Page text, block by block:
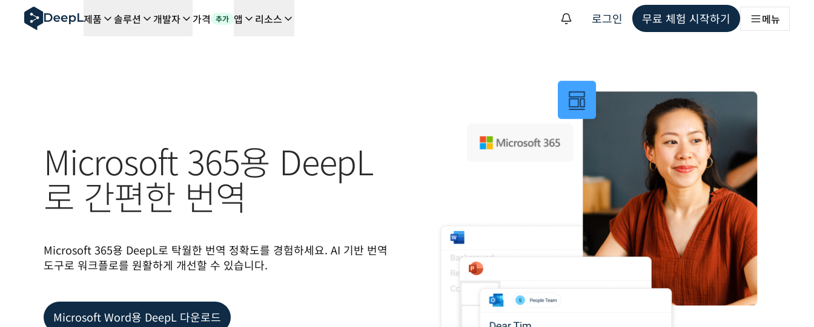
AI 에이전트용 DeepL
DeepL Translation Flow: 주요 사용 사례 및 통합 기능을 위한 새로운 AI 기반 워크플로우
제품 솔루션 개발자 가격 추가 앱 리소스 로그인 무료 체험 시작하기 메뉴
Microsoft 365용 DeepL
로 간편한 번역
Microsoft 365용 DeepL로 탁월한 번역 정확도를 경험하세요. AI 기반 번역
도구로 워크플로를 원활하게 개선할 수 있습니다.
Microsoft Word용 DeepL 다운로드